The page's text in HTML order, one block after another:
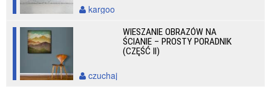
kargoo
WIESZANIE OBRAZÓW NA
ŚCIANIE – PROSTY PORADNIK
(CZĘŚĆ II)
czuchaj